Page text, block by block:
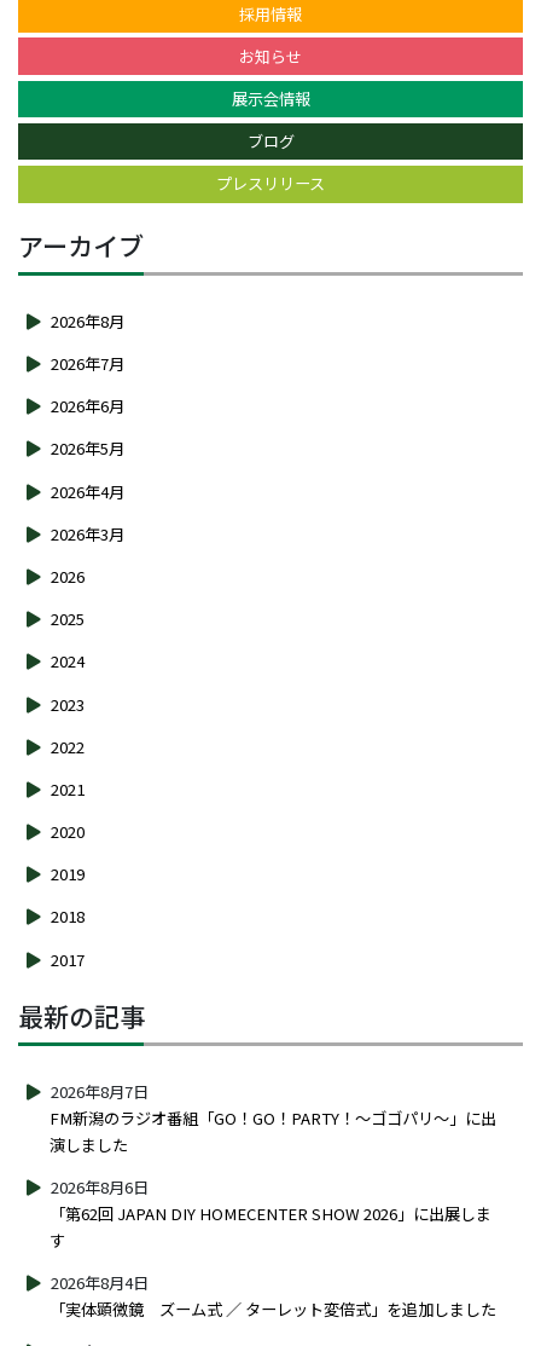
採用情報
お知らせ
展示会情報
ブログ
プレスリリース
アーカイブ
2026年8月
2026年7月
2026年6月
2026年5月
2026年4月
2026年3月
2026
2025
2024
2023
2022
2021
2020
2019
2018
2017
最新の記事
FM新潟のラジオ番組「GO！GO！PARTY！～ゴゴパリ～」に出
演しました
2026年8月7日
「第62回 JAPAN DIY HOMECENTER SHOW 2026」に出展しま
す
2026年8月6日
「実体顕微鏡 ズーム式 ／ ターレット変倍式」を追加しました
2026年8月4日